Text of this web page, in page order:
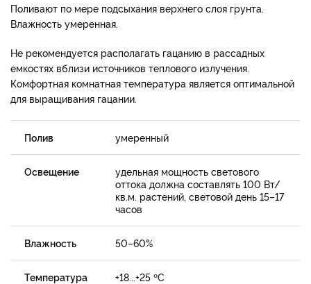
Поливают по мере подсыхания верхнего слоя грунта.
Влажность умеренная.
Не рекомендуется располагать гацанию в рассадных
емкостях вблизи источников теплового излучения.
Комфортная комнатная температура является оптимальной
для выращивания гацании.
Полив умеренный
Освещение
удельная мощность светового
оттока должна составлять 100 Вт/
кв.м. растений, световой день 15–17
часов
Влажность 50–60%
Температура +18...+25 ºС